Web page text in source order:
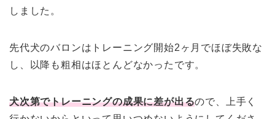
しました。
先代犬のバロンはトレーニング開始2ヶ月でほぼ失敗な
し、以降も粗相はほとんどなかったです。
犬次第でトレーニングの成果に差が出るので、上手く